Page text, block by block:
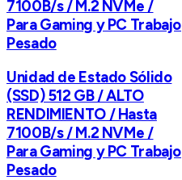
7100B/s / M.2 NVMe /
Para Gaming y PC Trabajo
Pesado
Unidad de Estado Sólido
(SSD) 512 GB / ALTO
RENDIMIENTO / Hasta
7100B/s / M.2 NVMe /
Para Gaming y PC Trabajo
Pesado